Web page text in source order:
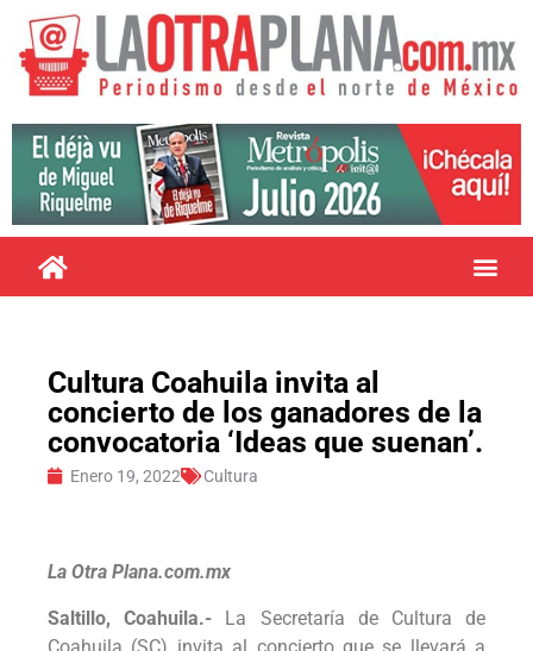
Cultura Coahuila invita al
concierto de los ganadores de la
convocatoria ‘Ideas que suenan’.
Enero 19, 2022 Cultura
La Otra Plana.com.mx
Saltillo, Coahuila.- La Secretaría de Cultura de
Coahuila (SC) invita al concierto que se llevará a